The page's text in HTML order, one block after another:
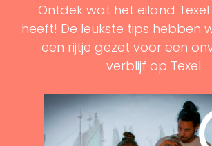
Ontdek wat het eiland
heeft! De leukste tips hebben
een rijtje gezet voor een
verblijf op Texel.